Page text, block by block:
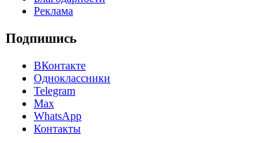
Реклама
Подпишись
ВКонтакте
Одноклассники
Telegram
Max
WhatsApp
Контакты